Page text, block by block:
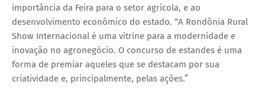
importância da Feira para o setor agrícola, e ao
desenvolvimento econômico do estado. “A Rondônia Rural
Show Internacional é uma vitrine para a modernidade e
inovação no agronegócio. O concurso de estandes é uma
forma de premiar aqueles que se destacam por sua
criatividade e, principalmente, pelas ações.”